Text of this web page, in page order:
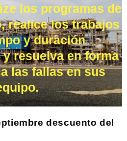
los programas de
realice los trabajos
y duración
resuelva en forma
las fallas en sus
descuento del